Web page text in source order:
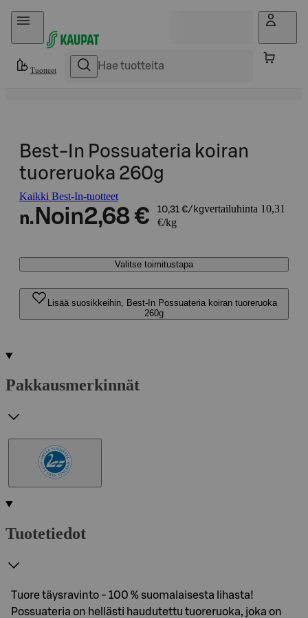
Hyppää sisältöön
Tuotteet
Best-In Possuateria koiran
tuoreruoka 260g
Kaikki Best-In-tuotteet
n. Noin2,68 € 10,31 €/kgvertailuhinta 10,31
€/kg
Valitse toimitustapa
Lisää suosikkeihin, Best-In Possuateria koiran tuoreruoka
260g
Pakkausmerkinnät
Tuotetiedot
Tuore täysravinto - 100 % suomalaisesta lihasta!
Possuateria on hellästi haudutettu tuoreruoka, joka on